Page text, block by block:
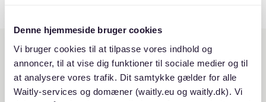
Denne hjemmeside bruger cookies
Vi bruger cookies til at tilpasse vores indhold og
annoncer, til at vise dig funktioner til sociale medier og til
at analysere vores trafik. Dit samtykke gælder for alle
Waitly-services og domæner (waitly.eu og waitly.dk). Vi
Nyhedsbreve
Vær den første til at få besked, når der kommer nye ejendomme
på Waitly